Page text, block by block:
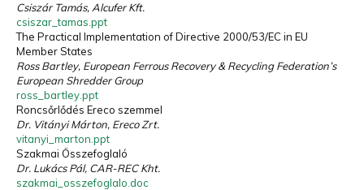
Csiszár Tamás, Alcufer Kft.
csiszar_tamas.ppt
The Practical Implementation of Directive 2000/53/EC in EU
Member States
Ross Bartley, European Ferrous Recovery & Recycling Federation’s
European Shredder Group
ross_bartley.ppt
Roncsőrlődés Ereco szemmel
Dr. Vitányi Márton, Ereco Zrt.
vitanyi_marton.ppt
Szakmai Összefoglaló
Dr. Lukács Pál, CAR-REC Kht.
szakmai_osszefoglalo.doc